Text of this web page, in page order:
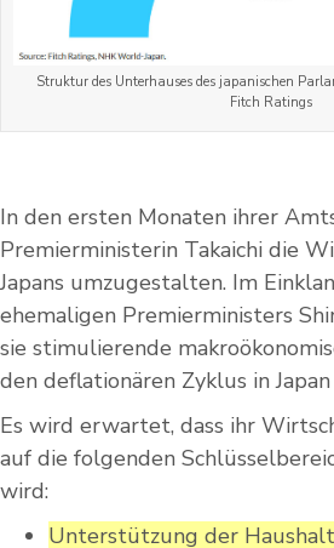
Struktur des Unterhauses des japanischen
Fitch Ratings
In den ersten Monaten ihrer
Premierministerin Takaichi die
Japans umzugestalten. Im
ehemaligen Premierministers
sie stimulierende
den deflationären Zyklus in
Es wird erwartet, dass ihr
auf die folgenden
wird:
Unterstützung der